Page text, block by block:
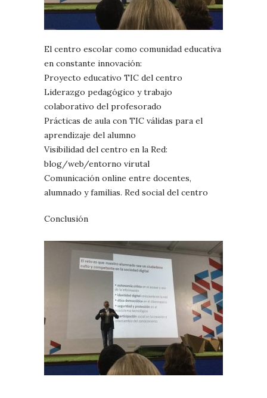
El centro escolar como comunidad educativa
en constante innovación:
Proyecto educativo TIC del centro
Liderazgo pedagógico y trabajo
colaborativo del profesorado
Prácticas de aula con TIC válidas para el
aprendizaje del alumno
Visibilidad del centro en la Red:
blog/web/entorno virutal
Comunicación online entre docentes,
alumnado y familias. Red social del centro
Conclusión